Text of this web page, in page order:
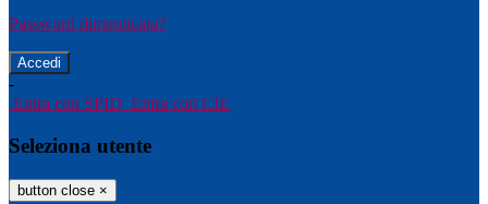
Password dimenticata?
-
Entra con SPID Entra con CIE
Seleziona utente
button close ×